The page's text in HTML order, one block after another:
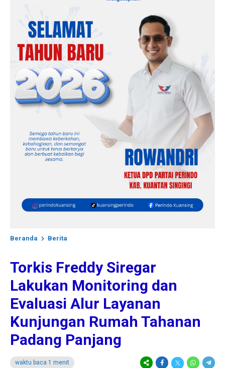
Beranda Berita
Torkis Freddy Siregar
Lakukan Monitoring dan
Evaluasi Alur Layanan
Kunjungan Rumah Tahanan
Padang Panjang
waktu baca 1 menit